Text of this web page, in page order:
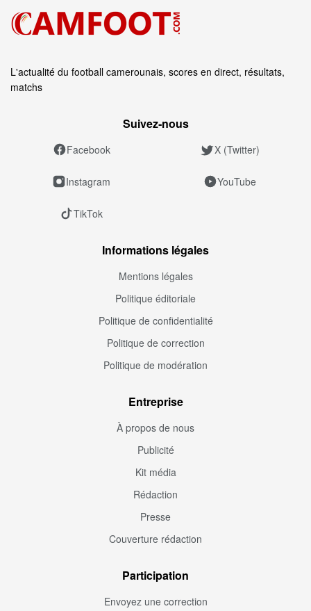
L'actualité du football camerounais, scores en direct, résultats,
matchs
Suivez‑nous
Facebook X (Twitter)
Instagram YouTube
TikTok
Informations légales
Mentions légales
Politique éditoriale
Politique de confidentialité
Politique de correction
Politique de modération
Entreprise
À propos de nous
Publicité
Kit média
Rédaction
Presse
Couverture rédaction
Participation
Envoyez une correction